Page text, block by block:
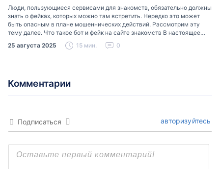
Люди, пользующиеся сервисами для знакомств, обязательно должны
знать о фейках, которых можно там встретить. Нередко это может
быть опасным в плане мошеннических действий. Рассмотрим эту
тему далее. Что такое бот и фейк на сайте знакомств В настоящее
время можно встретить свою…
25 августа 2025 15 мин. 0
Комментарии
Подписаться авторизуйтесь